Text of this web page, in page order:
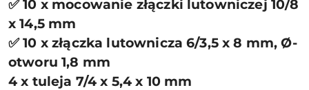
✅ 10 x mocowanie złączki lutowniczej 10/8
x 14,5 mm
✅ 10 x złączka lutownicza 6/3,5 x 8 mm, Ø-
otworu 1,8 mm
4 x tuleja 7/4 x 5,4 x 10 mm